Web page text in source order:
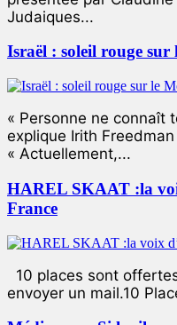
Judaiques...
Israël : soleil rouge
« Personne ne connaît
explique Irith
« Actuellement,...
HAREL SKAAT :la
France
10 places sont
envoyer un mail.10